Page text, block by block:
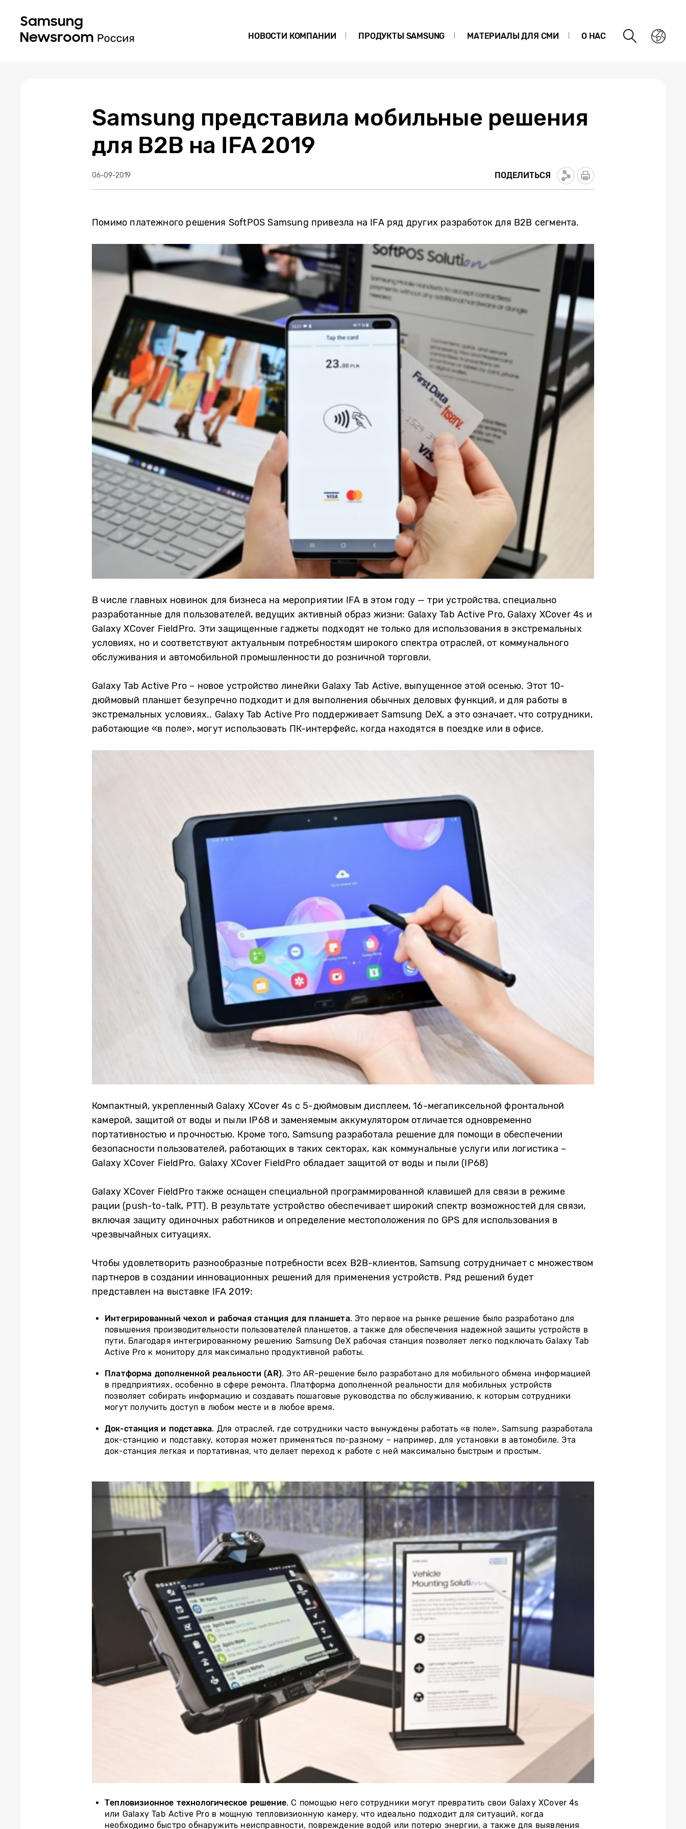
НОВОСТИ КОМПАНИИ ПРОДУКТЫ SAMSUNG МАТЕРИАЛЫ ДЛЯ СМИ О НАС
Samsung представила мобильные решения
для B2B на IFA 2019
06-09-2019 ПОДЕЛИТЬСЯ
Помимо платежного решения SoftPOS Samsung привезла на IFA ряд других разработок для B2B сегмента.
В числе главных новинок для бизнеса на мероприятии IFA в этом году — три устройства, специально
разработанные для пользователей, ведущих активный образ жизни: Galaxy Tab Active Pro, Galaxy XCover 4s и
Galaxy XCover FieldPro. Эти защищенные гаджеты подходят не только для использования в экстремальных
условиях, но и соответствуют актуальным потребностям широкого спектра отраслей, от коммунального
обслуживания и автомобильной промышленности до розничной торговли.
Galaxy Tab Active Pro – новое устройство линейки Galaxy Tab Active, выпущенное этой осенью. Этот 10-
дюймовый планшет безупречно подходит и для выполнения обычных деловых функций, и для работы в
экстремальных условиях.. Galaxy Tab Active Pro поддерживает Samsung DeX, а это означает, что сотрудники,
работающие «в поле», могут использовать ПК-интерфейс, когда находятся в поездке или в офисе.
Компактный, укрепленный Galaxy XCover 4s с 5-дюймовым дисплеем, 16-мегапиксельной фронтальной
камерой, защитой от воды и пыли IP68 и заменяемым аккумулятором отличается одновременно
портативностью и прочностью. Кроме того, Samsung разработала решение для помощи в обеспечении
безопасности пользователей, работающих в таких секторах, как коммунальные услуги или логистика –
Galaxy XCover FieldPro. Galaxy XCover FieldPro обладает защитой от воды и пыли (IP68)
Galaxy XCover FieldPro также оснащен специальной программированной клавишей для связи в режиме
рации (push-to-talk, PTT). В результате устройство обеспечивает широкий спектр возможностей для связи,
включая защиту одиночных работников и определение местоположения по GPS для использования в
чрезвычайных ситуациях.
Чтобы удовлетворить разнообразные потребности всех B2B-клиентов, Samsung сотрудничает с множеством
партнеров в создании инновационных решений для применения устройств. Ряд решений будет
представлен на выставке IFA 2019:
Интегрированный чехол и рабочая станция для планшета. Это первое на рынке решение было разработано для
повышения производительности пользователей планшетов, а также для обеспечения надежной защиты устройств в
пути. Благодаря интегрированному решению Samsung DeX рабочая станция позволяет легко подключать Galaxy Tab
Active Pro к монитору для максимально продуктивной работы.
Платформа дополненной реальности (AR). Это AR-решение было разработано для мобильного обмена информацией
в предприятиях, особенно в сфере ремонта. Платформа дополненной реальности для мобильных устройств
позволяет собирать информацию и создавать пошаговые руководства по обслуживанию, к которым сотрудники
могут получить доступ в любом месте и в любое время.
Док-станция и подставка. Для отраслей, где сотрудники часто вынуждены работать «в поле», Samsung разработала
док-станцию и подставку, которая может применяться по-разному – например, для установки в автомобиле. Эта
док-станция легкая и портативная, что делает переход к работе с ней максимально быстрым и простым.
Тепловизионное технологическое решение. С помощью него сотрудники могут превратить свои Galaxy XCover 4s
или Galaxy Tab Active Pro в мощную тепловизионную камеру, что идеально подходит для ситуаций, когда
необходимо быстро обнаружить неисправности, повреждение водой или потерю энергии, а также для выявления